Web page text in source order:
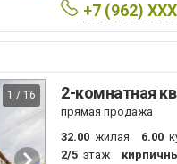
+7 (962)
1 / 16 2-комнатная
прямая продажа
32.00 жилая 6.00
2/5 этаж